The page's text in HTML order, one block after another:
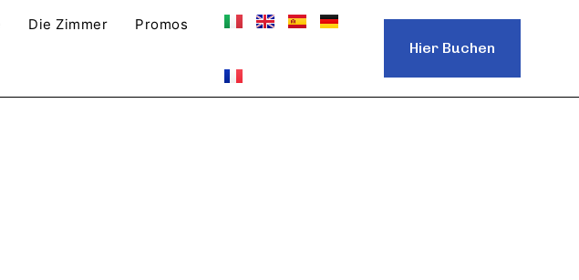
Die Zimmer Promos
Hier Buchen